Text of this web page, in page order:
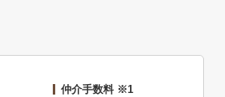
仲介手数料 ※1